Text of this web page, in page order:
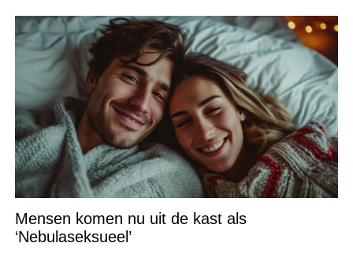
Mensen komen nu uit de kast als
‘Nebulaseksueel’